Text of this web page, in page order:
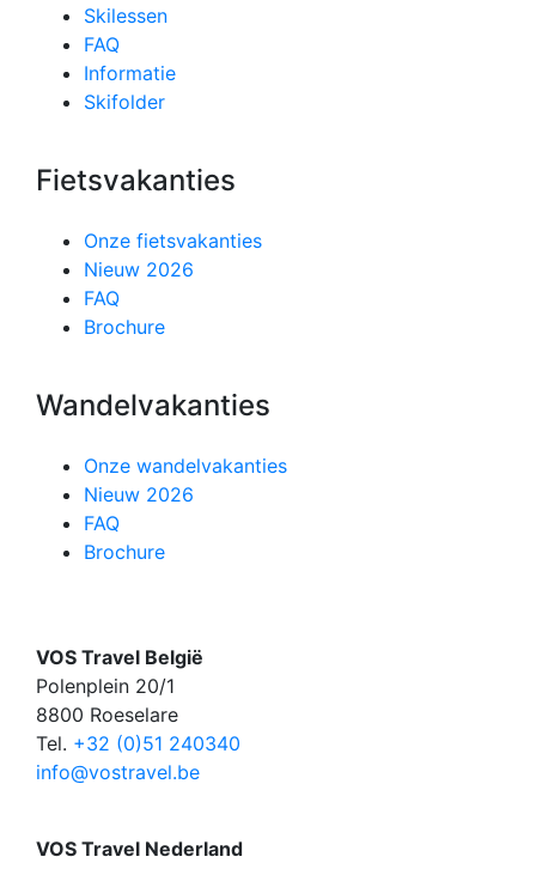
Skilessen
FAQ
Informatie
Skifolder
Fietsvakanties
Onze fietsvakanties
Nieuw 2026
FAQ
Brochure
Wandelvakanties
Onze wandelvakanties
Nieuw 2026
FAQ
Brochure
VOS Travel België
Polenplein 20/1
8800 Roeselare
Tel. +32 (0)51 240340
info@vostravel.be
VOS Travel Nederland